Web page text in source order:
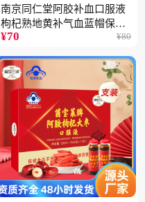
南京同仁堂阿胶补血口服液
枸杞熟地黄补气血蓝帽保健
品100ML
¥70 ¥80